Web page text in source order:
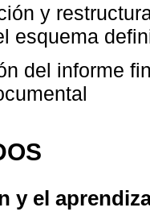
y
esquema
del informe
y el